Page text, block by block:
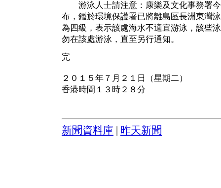
游泳人士請注意：康樂及文化事務署今
布，鑑於環境保護署已將離島區長洲東灣
為四級，表示該處海水不適宜游泳，該些
勿在該處游泳，直至另行通知。
完
２０１５年７月２１日（星期二）
香港時間１３時２８分
新聞資料庫 昨天新聞